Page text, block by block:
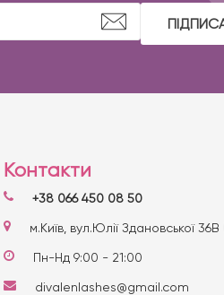
Контакти
+38 066 450 08 50
м.Київ, вул.Юлії Здановської
Пн-Нд 9:00 - 21:00
divalenlashes@gmail.com